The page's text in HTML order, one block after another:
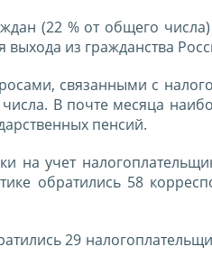
(22 % от общего
из гражданства
связанными с
В почте месяца
пенсий.
на учет
обратились 58
29